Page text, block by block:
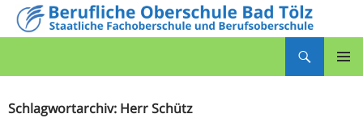
Zum
Inhalt
Schlagwortarchiv: Herr Schütz